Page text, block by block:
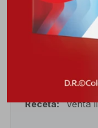
Cambios y
Receta Venta